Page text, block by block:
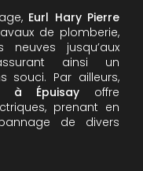
Eurl Hary Pierre
de plomberie,
jusqu’aux
ainsi un
souci. Par ailleurs,
à Épuisay offre
prenant en
de divers